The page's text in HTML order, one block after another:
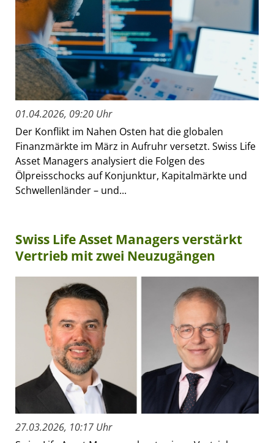
01.04.2026, 09:20 Uhr
Der Konflikt im Nahen Osten hat die globalen
Finanzmärkte im März in Aufruhr versetzt. Swiss Life
Asset Managers analysiert die Folgen des
Ölpreisschocks auf Konjunktur, Kapitalmärkte und
Schwellenländer – und...
Swiss Life Asset Managers verstärkt
Vertrieb mit zwei Neuzugängen
27.03.2026, 10:17 Uhr